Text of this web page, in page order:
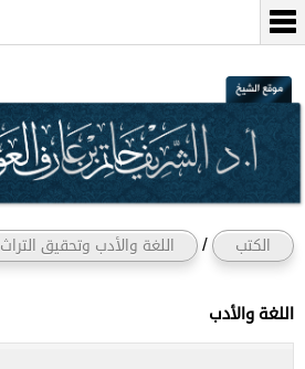
الكتب / اللغة والأدب وتحقيق التراث
اللغة والأدب